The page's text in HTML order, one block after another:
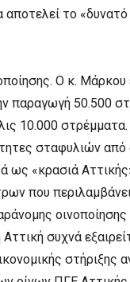
το «δυνατό
Ο κ. Μάρκου
παραγωγή 50.500
10.000
σταφυλιών από
ως «κρασιά
που
οινοποίησης
συχνά
στήριξης